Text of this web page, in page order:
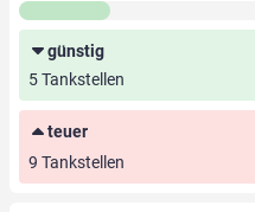
günstig
5 Tankstellen
teuer
9 Tankstellen